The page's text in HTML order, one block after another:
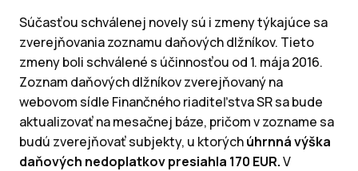
Súčasťou schválenej novely sú i zmeny týkajúce sa
zverejňovania zoznamu daňových dlžníkov. Tieto
zmeny boli schválené s účinnosťou od 1. mája 2016.
Zoznam daňových dlžníkov zverejňovaný na
webovom sídle Finančného riaditeľstva SR sa bude
aktualizovať na mesačnej báze, pričom v zozname sa
budú zverejňovať subjekty, u ktorýchúhrnná výška
daňových nedoplatkov presiahla 170 EUR.V